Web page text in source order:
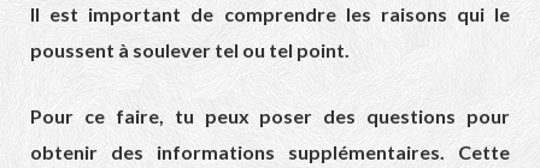
Il est important de comprendre les raisons qui le
poussent à soulever tel ou tel point.
Pour ce faire, tu peux poser des questions pour
obtenir des informations supplémentaires. Cette